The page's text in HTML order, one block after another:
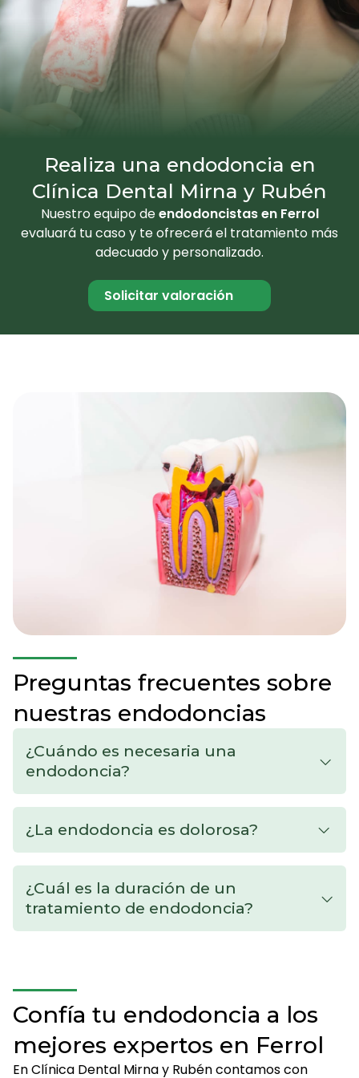
Realiza una endodoncia en
Clínica Dental Mirna y Rubén
Nuestro equipo deendodoncistas en Ferrol
evaluará tu caso y te ofrecerá el tratamiento más
adecuado y personalizado.
Solicitar valoración
Preguntas frecuentes sobre
nuestras endodoncias
¿Cuándo es necesaria una
endodoncia?
¿La endodoncia es dolorosa?
¿Cuál es la duración de un
tratamiento de endodoncia?
Confía tu endodoncia a los
mejores expertos en Ferrol
En Clínica Dental Mirna y Rubén contamos con